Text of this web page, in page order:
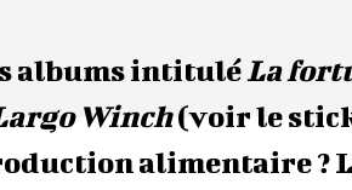
albums intituléLa
Winch(voir le
alimentaire ?